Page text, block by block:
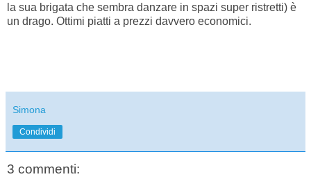
la sua brigata che sembra danzare in spazi super ristretti) è
un drago. Ottimi piatti a prezzi davvero economici.
Simona
Condividi
3 commenti: